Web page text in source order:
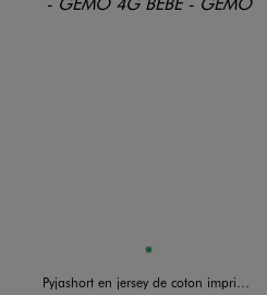
Disponible en 1 coloris
VERT
Pyjashort en jersey de coton imprimé cœurs bébé fille